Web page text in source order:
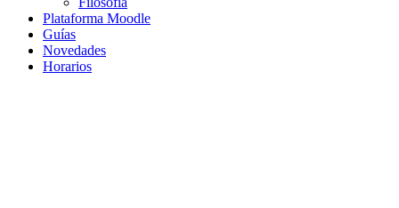
Plataforma Moodle
Guías
Novedades
Horarios